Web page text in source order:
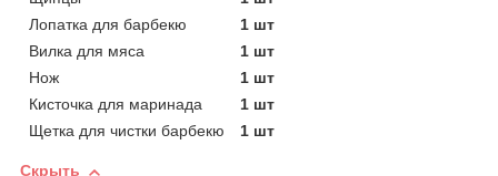
Лопатка для барбекю
1 шт
Вилка для мяса
1 шт
Нож
1 шт
Кисточка для маринада
1 шт
Щетка для чистки барбекю
1 шт
Скрыть